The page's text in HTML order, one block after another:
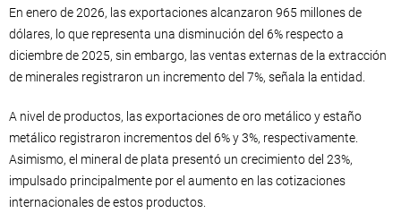
En enero de 2026, las exportaciones alcanzaron 965 millones de
dólares, lo que representa una disminución del 6% respecto a
diciembre de 2025, sin embargo, las ventas externas de la extracción
de minerales registraron un incremento del 7%, señala la entidad.
A nivel de productos, las exportaciones de oro metálico y estaño
metálico registraron incrementos del 6% y 3%, respectivamente.
Asimismo, el mineral de plata presentó un crecimiento del 23%,
impulsado principalmente por el aumento en las cotizaciones
internacionales de estos productos.